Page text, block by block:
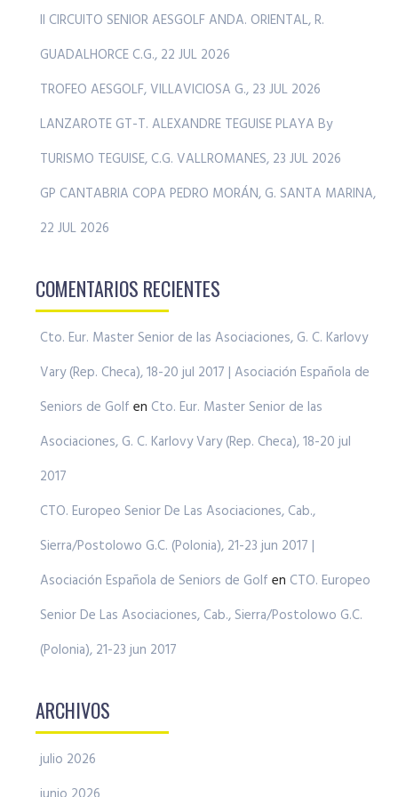
II CIRCUITO SENIOR AESGOLF ANDA. ORIENTAL, R.
GUADALHORCE C.G., 22 JUL 2026
TROFEO AESGOLF, VILLAVICIOSA G., 23 JUL 2026
LANZAROTE GT-T. ALEXANDRE TEGUISE PLAYA By
TURISMO TEGUISE, C.G. VALLROMANES, 23 JUL 2026
GP CANTABRIA COPA PEDRO MORÁN, G. SANTA MARINA,
22 JUL 2026
COMENTARIOS RECIENTES
Cto. Eur. Master Senior de las Asociaciones, G. C. Karlovy
Vary (Rep. Checa), 18-20 jul 2017 | Asociación Española de
Seniors de Golf en Cto. Eur. Master Senior de las
Asociaciones, G. C. Karlovy Vary (Rep. Checa), 18-20 jul
2017
CTO. Europeo Senior De Las Asociaciones, Cab.,
Sierra/Postolowo G.C. (Polonia), 21-23 jun 2017 |
Asociación Española de Seniors de Golf en CTO. Europeo
Senior De Las Asociaciones, Cab., Sierra/Postolowo G.C.
(Polonia), 21-23 jun 2017
ARCHIVOS
julio 2026